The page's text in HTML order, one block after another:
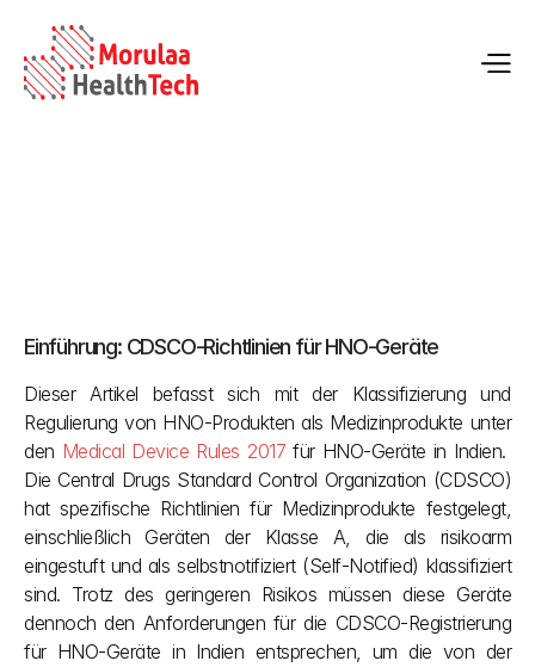
02.05.2026
Einführung: CDSCO-Richtlinien für HNO-Geräte
Dieser Artikel befasst sich mit der Klassifizierung und
Regulierung von HNO-Produkten als Medizinprodukte unter
den Medical Device Rules 2017 für HNO-Geräte in Indien.
Die Central Drugs Standard Control Organization (CDSCO)
hat spezifische Richtlinien für Medizinprodukte festgelegt,
einschließlich Geräten der Klasse A, die als risikoarm
eingestuft und als selbstnotifiziert (Self-Notified) klassifiziert
sind. Trotz des geringeren Risikos müssen diese Geräte
dennoch den Anforderungen für die CDSCO-Registrierung
für HNO-Geräte in Indien entsprechen, um die von der